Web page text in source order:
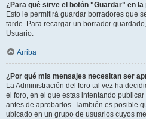
¿Para qué sirve el botón "Guardar" en
Esto le permitirá guardar borradores que
tarde. Para recargar un borrador
Usuario.
Arriba
¿Por qué mis mensajes necesitan ser
La Administración del foro tal vez ha
el foro, en el que estas intentando
antes de aprobarlos. También es posible
ubicado en un grupo de usuarios cuyos